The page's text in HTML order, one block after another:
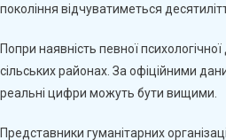
покоління відчуватиметься
Попри наявність певної
сільських районах. За офіційними
реальні цифри можуть бути вищими.
Представники гуманітарних